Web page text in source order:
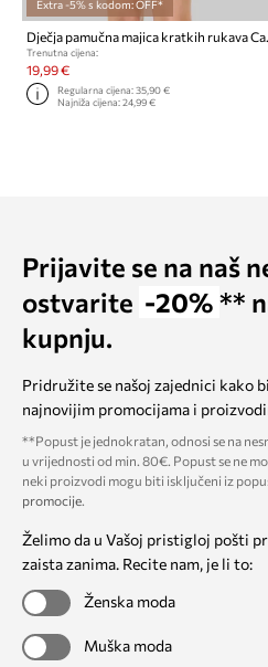
Extra -5% s kodom: OFF*
Dječja
Trenutna cijena:
19,99 €
Regularna cijena:35,90 €
Najniža cijena:24,99 €
Prijavite se na naš
ostvarite -20% **
kupnju.
Pridružite se našoj zajednici kako
najnovijim promocijama i
**Popust je jednokratan, odnosi se na
u vrijednosti od min. 80€. Popust se ne
neki proizvodi mogu biti isključeni iz
promocije.
Želimo da u Vašoj pristigloj pošti
zaista zanima. Recite nam, je li to:
Ženska moda
Muška moda